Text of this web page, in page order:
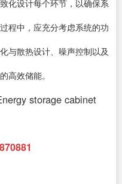
化设计每个环节，以确保系
程中，应充分考虑系统的功
与散热设计、噪声控制以及
高效储能。
storage cabinet